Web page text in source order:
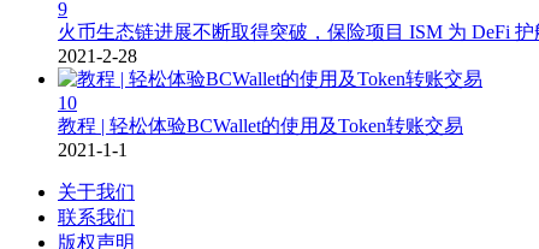
9
火币生态链进展不断取得突破，保险项目 ISM 为 DeFi 护
2021-2-28
10
教程 | 轻松体验BCWallet的使用及Token转账交易
2021-1-1
关于我们
联系我们
版权声明